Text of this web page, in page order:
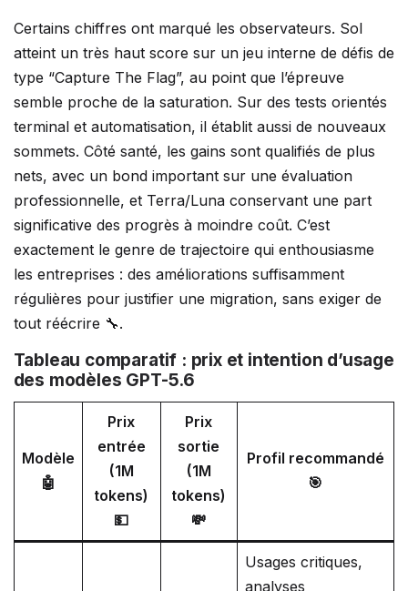
Certains chiffres ont marqué les observateurs. Sol
atteint un très haut score sur un jeu interne de défis de
type “Capture The Flag”, au point que l’épreuve
semble proche de la saturation. Sur des tests orientés
terminal et automatisation, il établit aussi de nouveaux
sommets. Côté santé, les gains sont qualifiés de plus
nets, avec un bond important sur une évaluation
professionnelle, et Terra/Luna conservant une part
significative des progrès à moindre coût. C’est
exactement le genre de trajectoire qui enthousiasme
les entreprises : des améliorations suffisamment
régulières pour justifier une migration, sans exiger de
tout réécrire 🔧.
Tableau comparatif : prix et intention d’usage
des modèles GPT-5.6
Modèle
🤖
Prix
entrée
(1M
tokens)
💵
Prix
sortie
(1M
tokens)
💸
Profil recommandé
🎯
Usages critiques,
analyses